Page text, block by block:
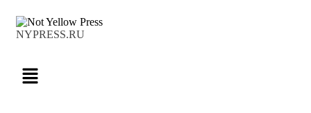
NYPRESS.RU